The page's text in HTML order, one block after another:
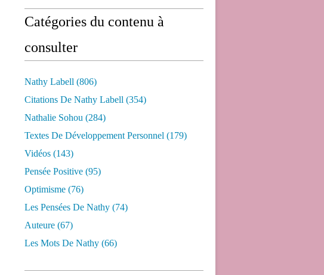
Catégories du contenu à
consulter
Nathy Labell (806)
Citations De Nathy Labell (354)
Nathalie Sohou (284)
Textes De Développement Personnel (179)
Vidéos (143)
Pensée Positive (95)
Optimisme (76)
Les Pensées De Nathy (74)
Auteure (67)
Les Mots De Nathy (66)